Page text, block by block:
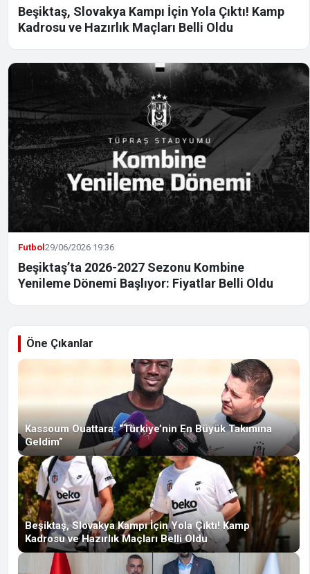
Beşiktaş, Slovakya Kampı İçin Yola Çıktı! Kamp
Kadrosu ve Hazırlık Maçları Belli Oldu
Futbol29/06/2026 19:36
Beşiktaş’ta 2026-2027 Sezonu Kombine
Yenileme Dönemi Başlıyor: Fiyatlar Belli Oldu
Öne Çıkanlar
Kassoum Ouattara: “Türkiye’nin En Büyük Takımına
Geldim”
Beşiktaş, Slovakya Kampı İçin Yola Çıktı! Kamp
Kadrosu ve Hazırlık Maçları Belli Oldu